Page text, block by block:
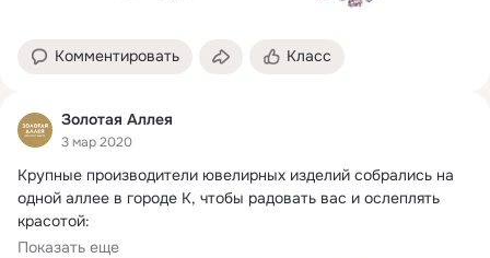
Комментировать Класс
Золотая Аллея
3 мар 2020
Крупные производители ювелирных изделий собрались на
одной аллее в городе К, чтобы радовать вас и ослеплять
Ювелирный завод Александра
Показать еще